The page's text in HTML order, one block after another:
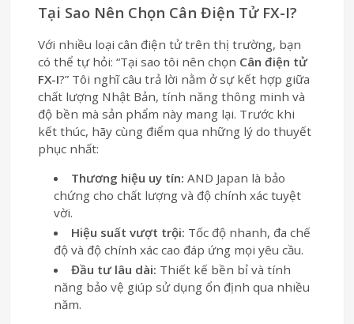
Tại Sao Nên Chọn Cân Điện Tử FX-I?
Với nhiều loại cân điện tử trên thị trường, bạn
có thể tự hỏi: “Tại sao tôi nên chọn Cân điện tử
FX-I?” Tôi nghĩ câu trả lời nằm ở sự kết hợp giữa
chất lượng Nhật Bản, tính năng thông minh và
độ bền mà sản phẩm này mang lại. Trước khi
kết thúc, hãy cùng điểm qua những lý do thuyết
phục nhất:
Thương hiệu uy tín: AND Japan là bảo
chứng cho chất lượng và độ chính xác tuyệt
vời.
Hiệu suất vượt trội: Tốc độ nhanh, đa chế
độ và độ chính xác cao đáp ứng mọi yêu cầu.
Đầu tư lâu dài: Thiết kế bền bỉ và tính
năng bảo vệ giúp sử dụng ổn định qua nhiều
năm.